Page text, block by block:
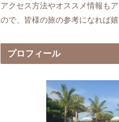
アクセス方法やオススメ情報もア
ので、皆様の旅の参考になれば嬉
プロフィール